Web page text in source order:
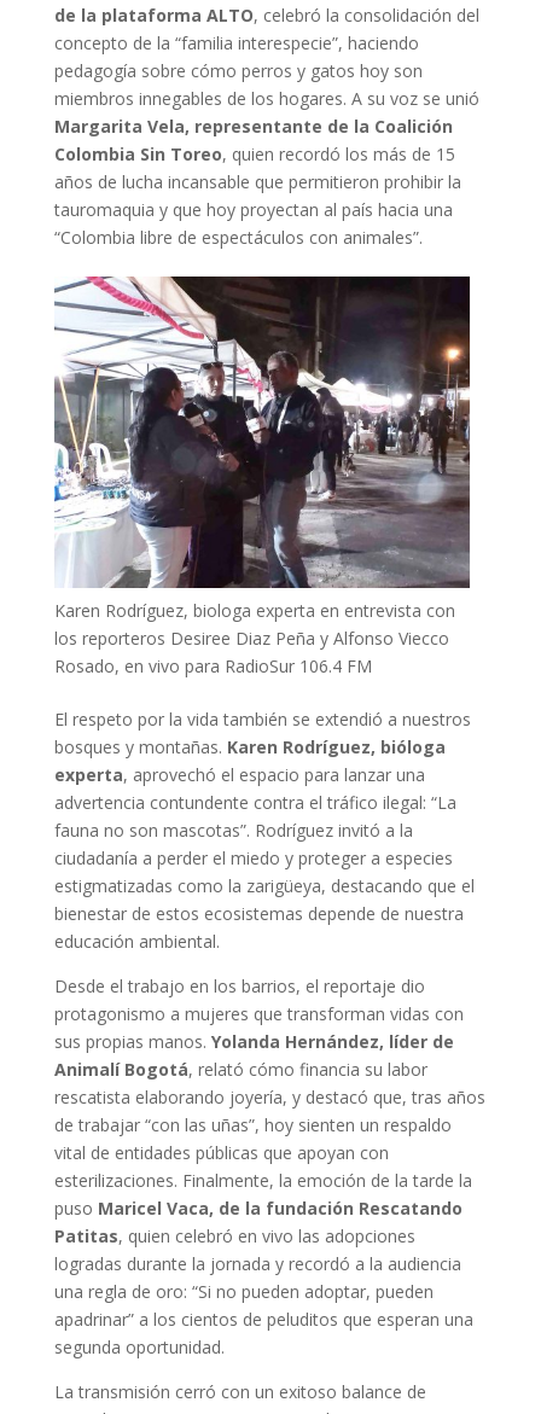
de la plataforma ALTO, celebró la consolidación del
concepto de la “familia interespecie”, haciendo
pedagogía sobre cómo perros y gatos hoy son
miembros innegables de los hogares. A su voz se unió
Margarita Vela, representante de la Coalición
Colombia Sin Toreo, quien recordó los más de 15
años de lucha incansable que permitieron prohibir la
tauromaquia y que hoy proyectan al país hacia una
“Colombia libre de espectáculos con animales”.
Karen Rodríguez, biologa experta en entrevista con
los reporteros Desiree Diaz Peña y Alfonso Viecco
Rosado, en vivo para RadioSur 106.4 FM
El respeto por la vida también se extendió a nuestros
bosques y montañas. Karen Rodríguez, bióloga
experta, aprovechó el espacio para lanzar una
advertencia contundente contra el tráfico ilegal: “La
fauna no son mascotas”. Rodríguez invitó a la
ciudadanía a perder el miedo y proteger a especies
estigmatizadas como la zarigüeya, destacando que el
bienestar de estos ecosistemas depende de nuestra
educación ambiental.
Desde el trabajo en los barrios, el reportaje dio
protagonismo a mujeres que transforman vidas con
sus propias manos. Yolanda Hernández, líder de
Animalí Bogotá, relató cómo financia su labor
rescatista elaborando joyería, y destacó que, tras años
de trabajar “con las uñas”, hoy sienten un respaldo
vital de entidades públicas que apoyan con
esterilizaciones. Finalmente, la emoción de la tarde la
puso Maricel Vaca, de la fundación Rescatando
Patitas, quien celebró en vivo las adopciones
logradas durante la jornada y recordó a la audiencia
una regla de oro: “Si no pueden adoptar, pueden
apadrinar” a los cientos de peluditos que esperan una
segunda oportunidad.
La transmisión cerró con un exitoso balance de